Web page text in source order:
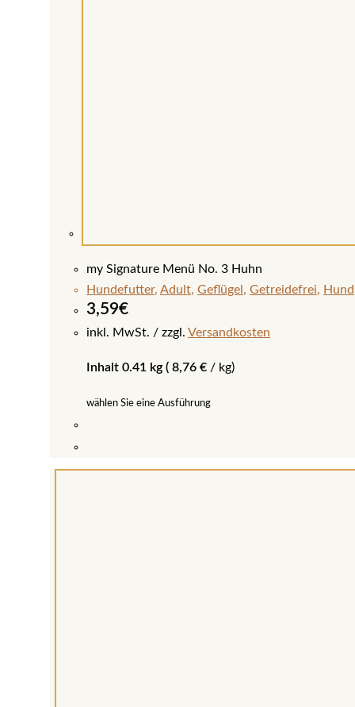
my Signature Menü No. 3 Huhn
Hundefutter, Adult, Geflügel, Getreidefrei, Hund
3,59€
inkl. MwSt. zzgl. Versandkosten
Inhalt 0.41 kg ( 8,76 € / kg)
wählen Sie eine Ausführung
Produkt